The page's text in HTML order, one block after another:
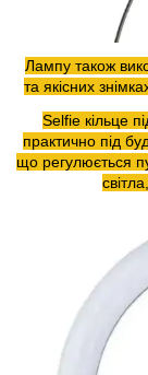
Лампу також
та якісних
Selfie кільце
практично під
що регулюється